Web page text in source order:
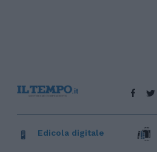
Edicola digitale